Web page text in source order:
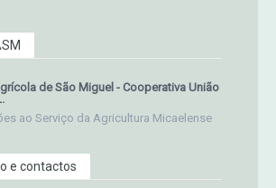
de São Miguel - Cooperativa União
ao Serviço da Agricultura Micaelense
e contactos